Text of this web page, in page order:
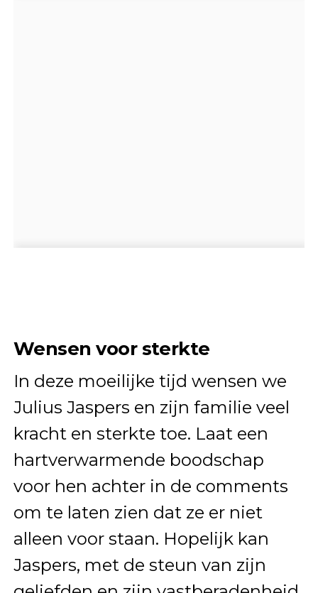
Wensen voor sterkte
In deze moeilijke tijd wensen we
Julius Jaspers en zijn familie veel
kracht en sterkte toe. Laat een
hartverwarmende boodschap
voor hen achter in de comments
om te laten zien dat ze er niet
alleen voor staan. Hopelijk kan
Jaspers, met de steun van zijn